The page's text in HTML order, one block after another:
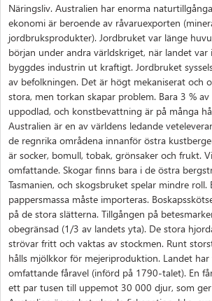
Näringsliv. Australien har enorma
ekonomi är beroende av råvaruexporten
jordbruksprodukter). Jordbruket var länge
början under andra världskriget, när landet var
byggdes industrin ut kraftigt. Jordbruket
av befolkningen. Det är högt mekaniserat och
stora, men torkan skapar problem. Bara 3 %
uppodlad, och konstbevattning är på många
Australien är en av världens ledande
de regnrika områdena innanför östra
är socker, bomull, tobak, grönsaker och frukt.
omfattande. Skogar finns bara i de östra
Tasmanien, och skogsbruket spelar mindre roll.
pappersmassa måste importeras.
på de stora slätterna. Tillgången på
obegränsad (1/3 av landets yta). De stora
strövar fritt och vaktas av stockmen. Runt
hålls mjölkkor för mejeriproduktion. Landet har
omfattande fåravel (införd på 1790-talet). En
ett par tusen till uppemot 30 000 djur, som